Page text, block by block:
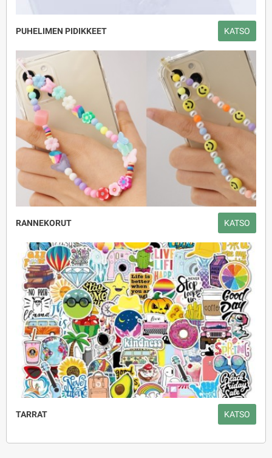
PUHELIMEN PIDIKKEET KATSO
RANNEKORUT KATSO
TARRAT KATSO